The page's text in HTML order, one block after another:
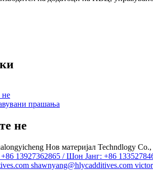
не
прашања
не
Нов материјал Techndlogy
13927362865 / Шон Јанг: +86
shawnyang@hlycadditives.com